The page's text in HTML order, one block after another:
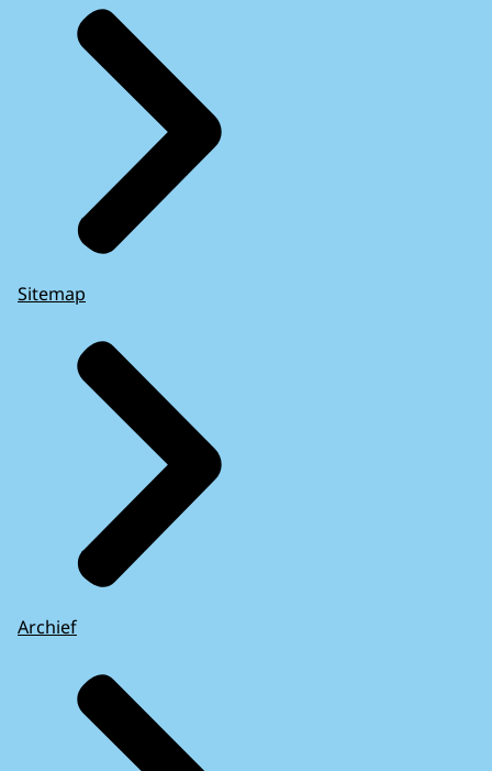
Sitemap
Archief